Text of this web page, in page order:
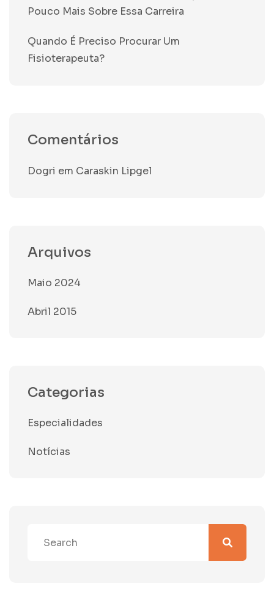
Pouco Mais Sobre Essa Carreira
Quando É Preciso Procurar Um
Fisioterapeuta?
Comentários
Dogri em Caraskin Lipgel
Arquivos
Maio 2024
Abril 2015
Categorias
Especialidades
Notícias